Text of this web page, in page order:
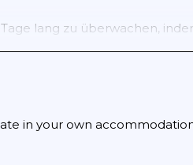
lang zu überwachen,
Tracking überwacht
in your own